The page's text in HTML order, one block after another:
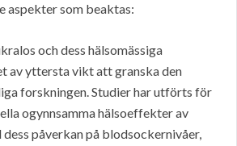
aspekter som beaktas:
och dess hälsomässiga
av yttersta vikt att granska den
forskningen. Studier har utförts för
ogynnsamma hälsoeffekter av
påverkan på blodsockernivåer,